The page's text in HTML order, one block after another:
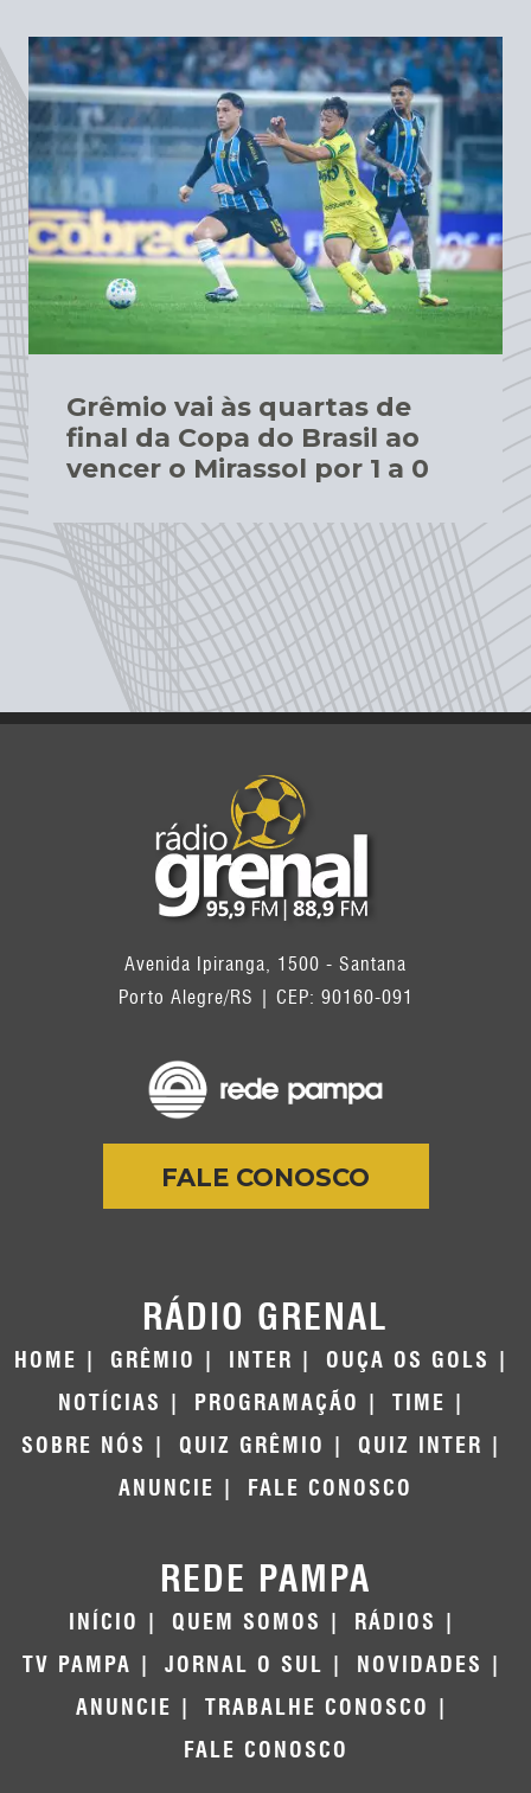
Grêmio vai às quartas de
final da Copa do Brasil ao
vencer o Mirassol por 1 a 0
Avenida Ipiranga, 1500 - Santana
Porto Alegre/RS | CEP: 90160-091
FALE CONOSCO
RÁDIO GRENAL
HOME GRÊMIO INTER
OUÇA OS GOLS
NOTÍCIAS
PROGRAMAÇÃO
TIME
SOBRE NÓS
QUIZ GRÊMIO
QUIZ INTER
ANUNCIE
FALE CONOSCO
REDE PAMPA
INÍCIO QUEM SOMOS
RÁDIOS
TV PAMPA
JORNAL O SUL
NOVIDADES
ANUNCIE
TRABALHE CONOSCO
FALE CONOSCO